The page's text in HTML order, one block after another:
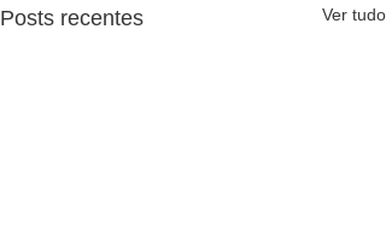
Posts recentes Ver tudo